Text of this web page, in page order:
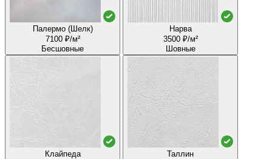
Палермо (Шелк)
7100 ₽/м²
Бесшовные
Нарва
3500 ₽/м²
Шовные
Клайпеда
Таллин